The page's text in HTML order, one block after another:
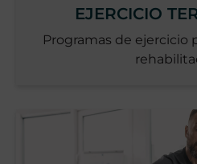
EJERCICIO
Programas de ejercicio